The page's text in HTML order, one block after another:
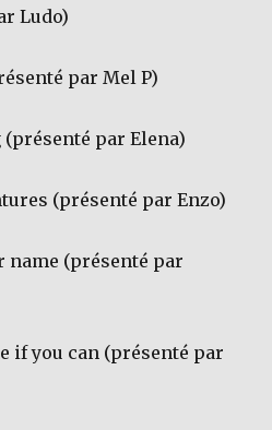
Ludo)
par Mel P)
par Elena)
(présenté par Enzo)
name (présenté par
if you can (présenté par